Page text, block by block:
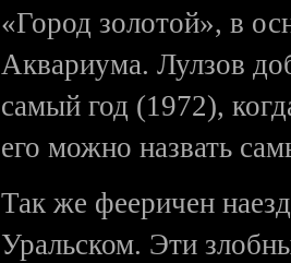
«Город золотой», в
Аквариума. Лулзов
самый год (1972),
его можно назвать
Так же фееричен
Уральском. Эти